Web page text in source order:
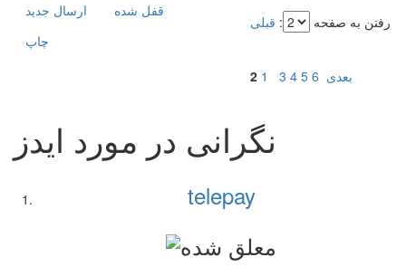
ارسال جديد
قفل شده
چاپ
رفتن به صفحه : قبلی
1
2 3 4 5 6 بعدی
نگرانی در مورد ایدز
telepay